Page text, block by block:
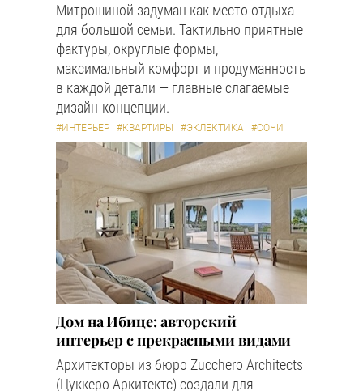
Митрошиной задуман как место отдыха
для большой семьи. Тактильно приятные
фактуры, округлые формы,
максимальный комфорт и продуманность
в каждой детали — главные слагаемые
дизайн-концепции.
#ИНТЕРЬЕР #КВАРТИРЫ #ЭКЛЕКТИКА #СОЧИ
Дом на Ибице: авторский
интерьер с прекрасными видами
Архитекторы из бюро Zucchero Architects
(Цуккеро Аркитектс) создали для